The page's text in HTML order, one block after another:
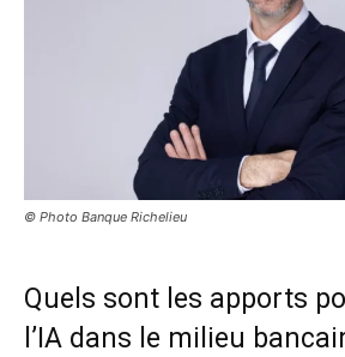
© Photo Banque Richelieu
Quels sont les apports
l’IA dans le milieu